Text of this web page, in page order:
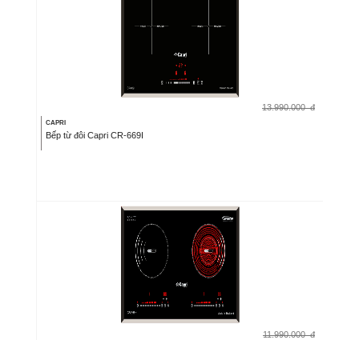
13.990.000 đ
CAPRI
Bếp từ đôi Capri CR-669I
11.990.000 đ